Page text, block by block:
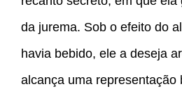
da jurema. Sob o efeito do
havia bebido, ele a deseja
alcança uma representação